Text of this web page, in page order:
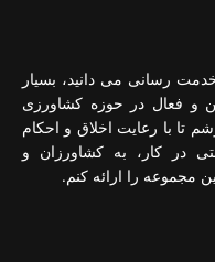
رسانی می دانید، بسیار
و فعال در حوزه کشاورزی
تا با رعایت اخلاق و احکام
در کار، به کشاورزان و
مجموعه را ارائه کنم.